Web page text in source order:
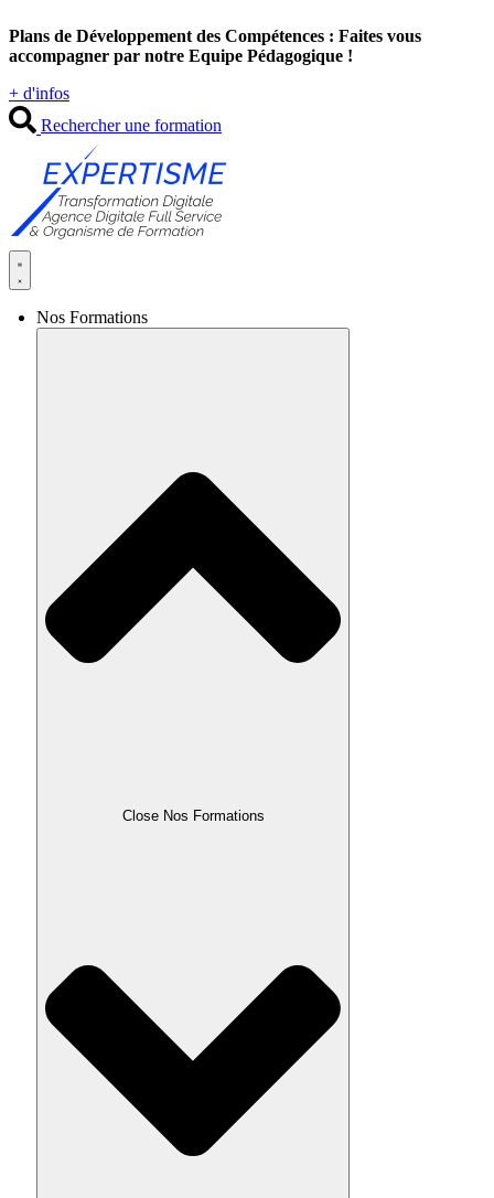
au
contenu
Plans de Développement des Compétences : Faites vous
accompagner par notre Equipe Pédagogique !
+ d'infos
Rechercher une formation
Nos Formations
Close Nos Formations